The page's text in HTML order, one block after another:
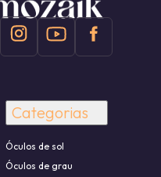
Categorias
Óculos de sol
Óculos de grau